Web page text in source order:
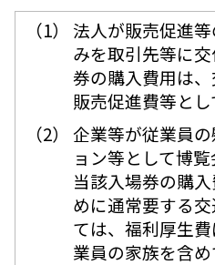
（1） 法人が販売促進
みを取引先等に
券の購入費用は、
販売促進費等とし
（2） 企業等が従業員
ョン等として博
当該入場券の購
めに通常要する
ては、福利厚生
業員の家族を含